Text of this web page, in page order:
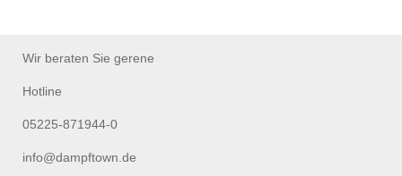
Wir beraten Sie gerene
Hotline
05225-871944-0
info@dampftown.de